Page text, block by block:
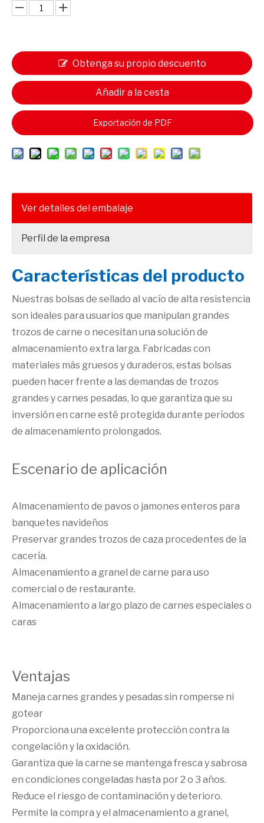
Obtenga su propio descuento
Añadir a la cesta
Exportación de PDF
Ver detalles del embalaje
Perfil de la empresa
Características del producto
Nuestras bolsas de sellado al vacío de alta resistencia
son ideales para usuarios que manipulan grandes
trozos de carne o necesitan una solución de
almacenamiento extra larga. Fabricadas con
materiales más gruesos y duraderos, estas bolsas
pueden hacer frente a las demandas de trozos
grandes y carnes pesadas, lo que garantiza que su
inversión en carne esté protegida durante períodos
de almacenamiento prolongados.
Escenario de aplicación
Almacenamiento de pavos o jamones enteros para
banquetes navideños
Preservar grandes trozos de caza procedentes de la
cacería.
Almacenamiento a granel de carne para uso
comercial o de restaurante.
Almacenamiento a largo plazo de carnes especiales o
caras
Ventajas
Maneja carnes grandes y pesadas sin romperse ni
gotear
Proporciona una excelente protección contra la
congelación y la oxidación.
Garantiza que la carne se mantenga fresca y sabrosa
en condiciones congeladas hasta por 2 o 3 años.
Reduce el riesgo de contaminación y deterioro.
Permite la compra y el almacenamiento a granel,